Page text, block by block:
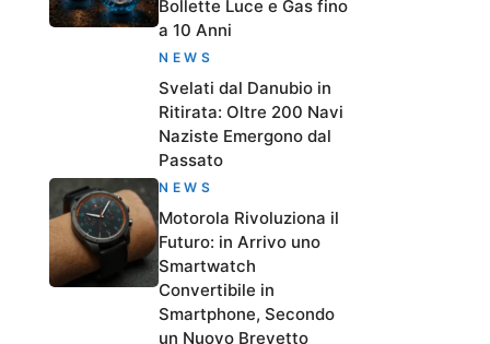
Bollette Luce e Gas fino
a 10 Anni
NEWS
Svelati dal Danubio in
Ritirata: Oltre 200 Navi
Naziste Emergono dal
Passato
NEWS
Motorola Rivoluziona il
Futuro: in Arrivo uno
Smartwatch
Convertibile in
Smartphone, Secondo
un Nuovo Brevetto